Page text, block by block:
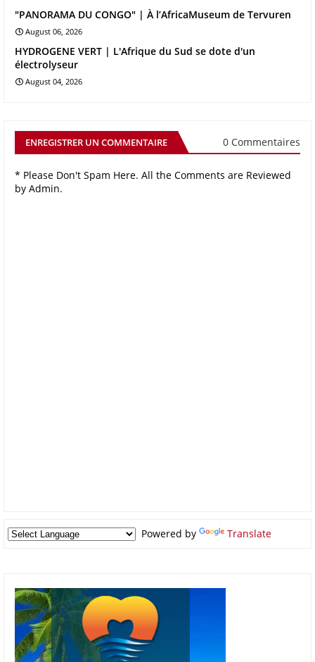
"PANORAMA DU CONGO" | À l’AfricaMuseum de Tervuren
August 06, 2026
HYDROGENE VERT | L'Afrique du Sud se dote d'un
électrolyseur
August 04, 2026
ENREGISTRER UN COMMENTAIRE 0 Commentaires
* Please Don't Spam Here. All the Comments are Reviewed
by Admin.
Powered by Translate